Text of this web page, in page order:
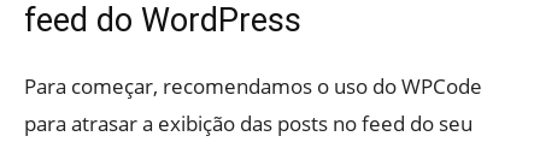
feed do WordPress
Para começar, recomendamos o uso do WPCode
para atrasar a exibição das posts no feed do seu